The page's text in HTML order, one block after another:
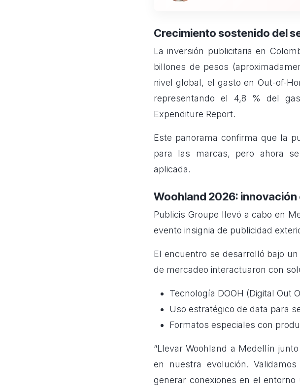
Crecimiento sostenido del
La inversión publicitaria en
billones de pesos
nivel global, el gasto en Out-of-
representando el 4,8 % del
Expenditure Report.
Este panorama confirma que la
para las marcas, pero ahora
aplicada.
Woohland 2026: innovación
Publicis Groupe llevó a cabo en
evento insignia de publicidad
El encuentro se desarrolló bajo
de mercadeo interactuaron con
Tecnología DOOH (Digital Out
Uso estratégico de data para
Formatos especiales con
“Llevar Woohland a Medellín
en nuestra evolución.
generar conexiones en el entorno